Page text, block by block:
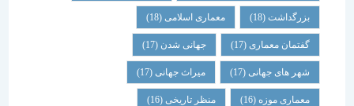
بزرگداشت (18) معماری اسلامی (18)
گفتمان معماری (17) جهانی شدن(17)
شهر های جهانی(17) میراث جهانی(17)
معماری موزه (16) منظر تاریخی (16)